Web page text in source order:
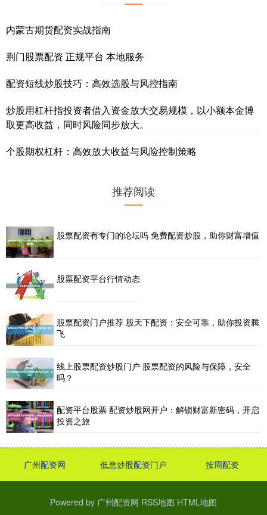
内蒙古期货配资实战指南
荆门股票配资 正规平台 本地服务
配资短线炒股技巧：高效选股与风控指南
炒股用杠杆指投资者借入资金放大交易规模，以小额本金博
取更高收益，同时风险同步放大。
个股期权杠杆：高效放大收益与风险控制策略
推荐阅读
股票配资有专门的论坛吗 免费配资炒股，助你财富增值
股票配资平台行情动态
股票配资门户推荐 股天下配资：安全可靠，助你投资腾
飞
线上股票配资炒股门户 股票配资的风险与保障，安全
吗？
配资平台股票 配资炒股网开户：解锁财富新密码，开启
投资之旅
广州配资网 低息炒股配资门户 按周配资
Powered by 广州配资网 RSS地图 HTML地图